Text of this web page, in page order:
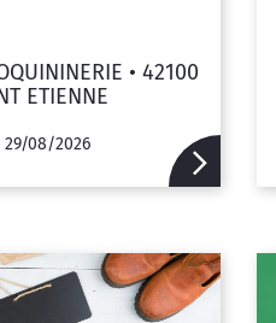
• 42100
ETIENNE
29/08/2026